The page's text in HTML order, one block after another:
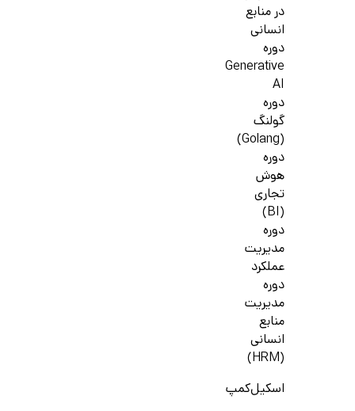
در منابع
انسانی
دوره
Generative
AI
دوره
گولنگ
(Golang)
دوره
هوش
تجاری
(BI)
دوره
مدیریت
عملکرد
دوره
مدیریت
منابع
انسانی
(HRM)
اسکیل‌کمپ